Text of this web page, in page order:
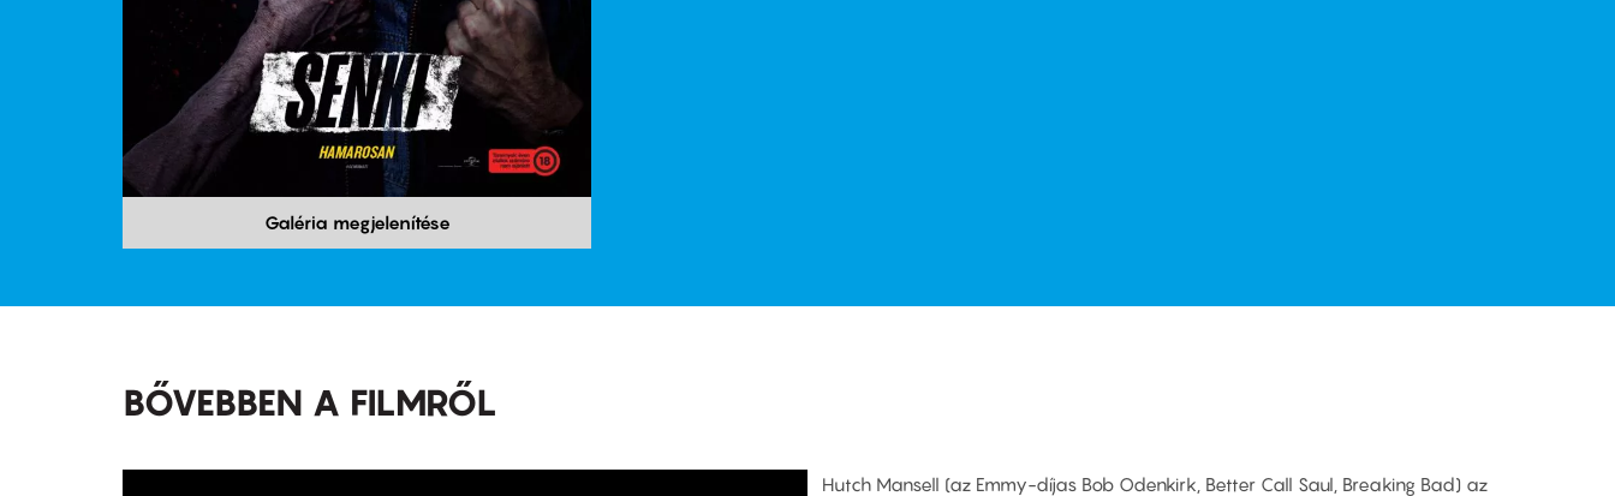
Galéria megjelenítése
BŐVEBBEN A FILMRŐL
Hutch Mansell (az Emmy-díjas Bob Odenkirk, Better Call Saul, Breaking Bad) az